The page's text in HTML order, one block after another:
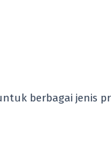
berbagai jenis